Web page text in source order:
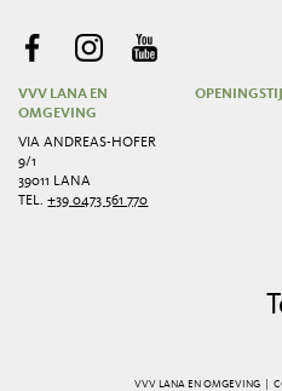
VVV LANA EN
OMGEVING
VIA ANDREAS-HOFER
9/1
39011 LANA
TEL.+39 0473 561 770
VVV LANA EN OMGEVING |